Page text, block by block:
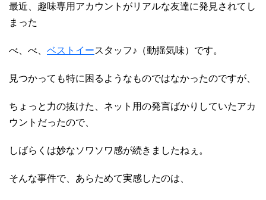
最近、趣味専用アカウントがリアルな友達に発見されてし
まった
べ、べ、 ベストイースタッフ♪（動揺気味）です。
見つかっても特に困るようなものではなかったのですが、
ちょっと力の抜けた、ネット用の発言ばかりしていたアカ
ウントだったので、
しばらくは妙なソワソワ感が続きましたねぇ。
そんな事件で、あらためて実感したのは、